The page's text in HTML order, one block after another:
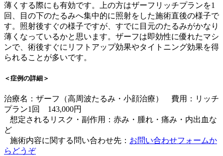
薄くする際にも有効です。上の方はザーフリッチプランを1
回、目の下のたるみへ集中的に照射をした施術直後の様子で
す。照射後すぐの様子ですが、すでに目元のたるみがかなり
薄くなっているかと思います。ザーフは即効性に優れたマシ
ンで、術後すぐにリフトアップ効果やタイトニング効果を得
られることが多いです。
＜症例の詳細＞
治療名：ザーフ（高周波たるみ・小顔治療） 費用：リッチ
プラン1回 143,000円
想定されるリスク・副作用：赤み・腫れ・痛み・内出血な
ど
施術内容に関する問い合わせ先： お問い合わせフォームか
らどうぞ